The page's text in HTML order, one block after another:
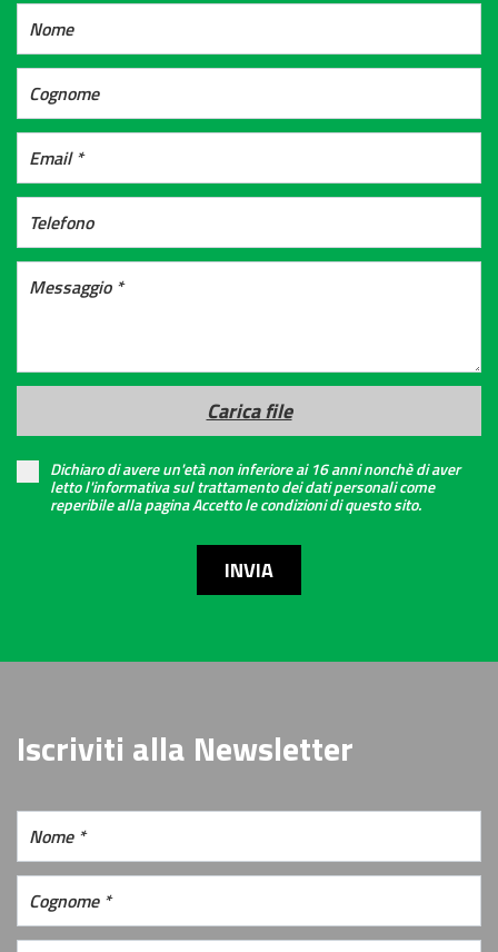
Carica file
Dichiaro di avere un'età non inferiore ai 16 anni nonchè di aver
letto l'informativa sul trattamento dei dati personali come
reperibile alla pagina Accetto le condizioni di questo sito.
INVIA
Iscriviti alla Newsletter